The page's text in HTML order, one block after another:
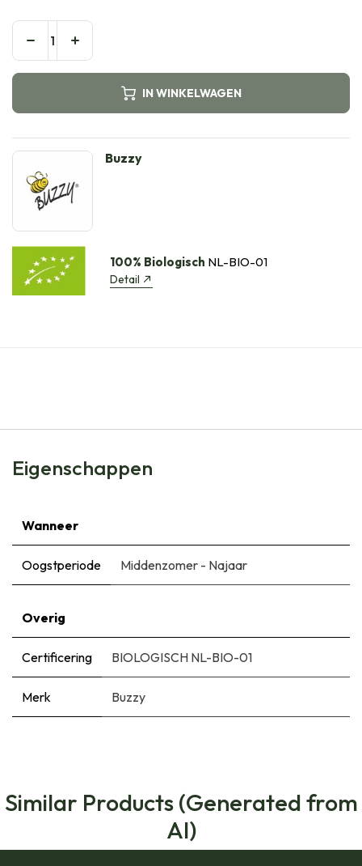
IN WINKELWAGEN
Buzzy
100% Biologisch NL-BIO-01
Detail
Eigenschappen
Wanneer
Oogstperiode Middenzomer - Najaar
Overig
Certificering BIOLOGISCH NL-BIO-01
Merk Buzzy
Similar Products (Generated from
AI)